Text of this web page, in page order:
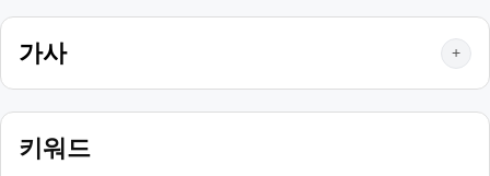
가사 +
키워드